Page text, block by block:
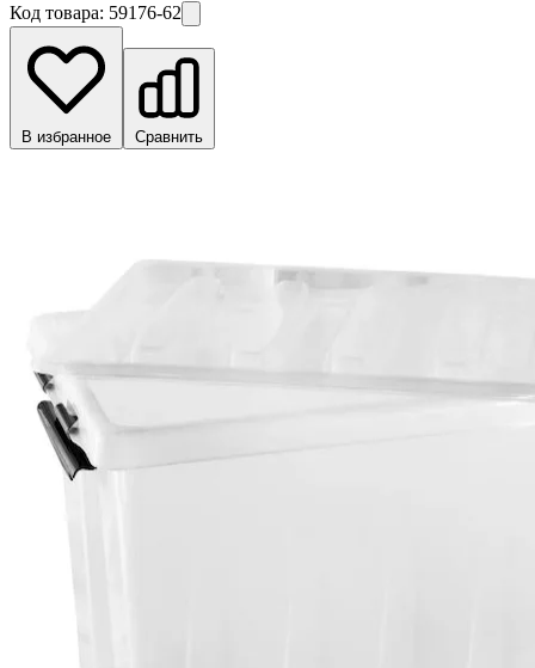
Код товара: 59176-62
В избранное Сравнить